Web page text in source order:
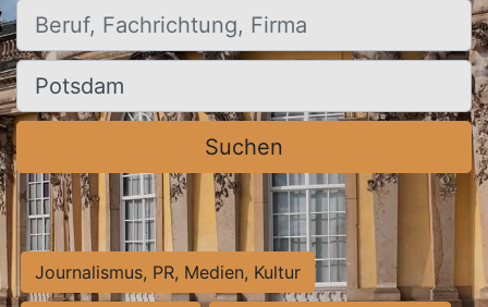
Beruf, Fachrichtung, Firma
Ort, Stadt
Suchen
Journalismus, PR, Medien, Kultur